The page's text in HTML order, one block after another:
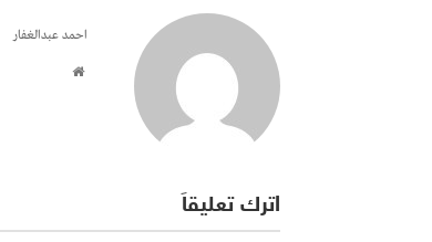
احمد عبدالغفار
اترك تعليقاً